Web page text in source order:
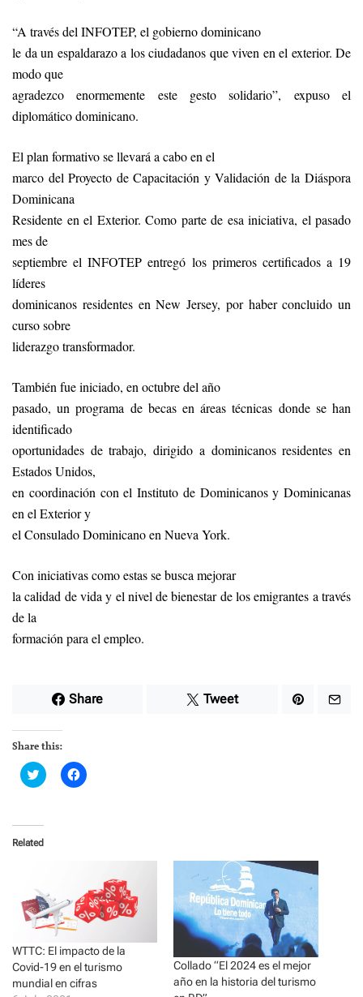
“A través del INFOTEP, el gobierno dominicano
le da un espaldarazo a los ciudadanos que viven en el exterior. De
modo que
agradezco enormemente este gesto solidario”, expuso el
diplomático dominicano.
El plan formativo se llevará a cabo en el
marco del Proyecto de Capacitación y Validación de la Diáspora
Dominicana
Residente en el Exterior. Como parte de esa iniciativa, el pasado
mes de
septiembre el INFOTEP entregó los primeros certificados a 19
líderes
dominicanos residentes en New Jersey, por haber concluido un
curso sobre
liderazgo transformador.
También fue iniciado, en octubre del año
pasado, un programa de becas en áreas técnicas donde se han
identificado
oportunidades de trabajo, dirigido a dominicanos residentes en
Estados Unidos,
en coordinación con el Instituto de Dominicanos y Dominicanas
en el Exterior y
el Consulado Dominicano en Nueva York.
Con iniciativas como estas se busca mejorar
la calidad de vida y el nivel de bienestar de los emigrantes a través
de la
formación para el empleo.
Share Tweet
Share this:
C
l
t
o
s
o
n
T
w
t
e
r
C
l
o
n
F
e
b
o
o
Related
WTTC: El impacto de la
Covid-19 en el turismo
mundial en cifras
Collado “El 2024 es el mejor
año en la historia del turismo